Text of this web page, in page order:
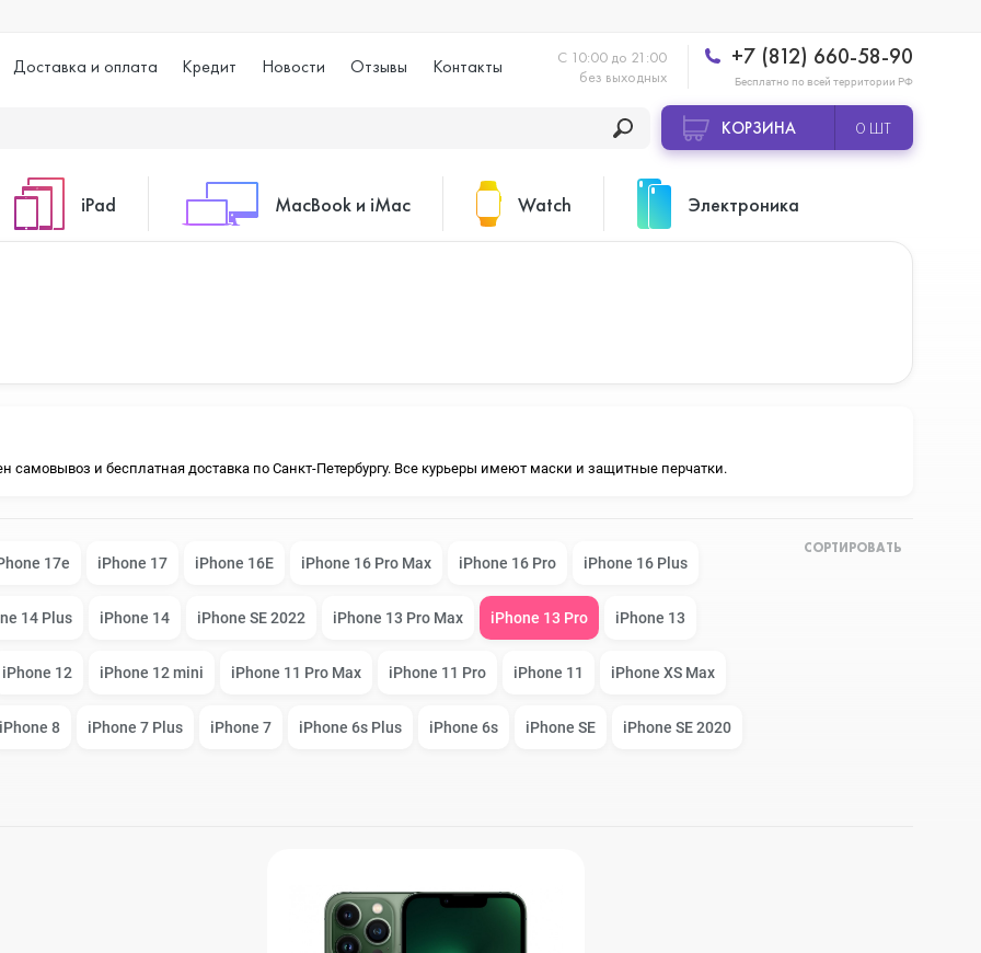
Доставка и оплата Кредит Новости Отзывы Контакты
С 10:00 до 21:00
без выходных
+7 (812) 660-58-90
Бесплатно по всей территории РФ
КОРЗИНА 0 ШТ
iPad
iPad 10.9 (2022)
iPad Air (2020)
iPad Air (2022)
iPad Pro 11 M2 (2022)
MacBook и iMac
Macbook Air
Macbook Pro
Mac mini
Watch
Apple Watch Series 10
Apple Watch Series 11
Apple Watch Series 9
Apple Watch Ultra 3
Apple Watch Ultra
Электроника
Камеры GoPro
Планшеты
Техника Apple
Умные колонки
самовывоз и бесплатная доставка по Санкт-Петербургу. Все курьеры имеют маски и защитные перчатки.
17e iPhone 17 iPhone 16E iPhone 16 Pro Max iPhone 16 Pro iPhone 16 Plus
14 Plus iPhone 14 iPhone SE 2022 iPhone 13 Pro Max iPhone 13 Pro iPhone 13
iPhone 12 iPhone 12 mini iPhone 11 Pro Max iPhone 11 Pro iPhone 11 iPhone XS Max
iPhone 8 iPhone 7 Plus iPhone 7 iPhone 6s Plus iPhone 6s iPhone SE iPhone SE 2020
СОРТИРОВАТЬ